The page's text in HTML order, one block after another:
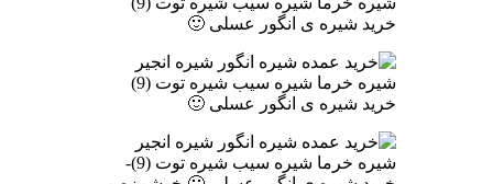
خرید شیره ی انگور عسلی 🙂
خرید شیره ی انگور عسلی 🙂